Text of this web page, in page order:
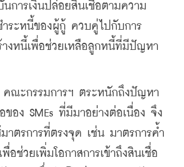
การเงินปล่อยสินเชื่อตามความ
ำระหนี้ของผู้กู้ ควบคู่ไปกับการ
างหนี้เพื่อช่วยเหลือลูกหนี้ที่มีปัญหา
ณะกรรมการฯ ตระหนักถึงปัญหา
อของ SMEs ที่มีมาอย่างต่อเนื่อง จึง
าตรการที่ตรงจุด เช่น มาตรการค้ำ
อช่วยเพิ่มโอกาสการเข้าถึงสินเชื่อ